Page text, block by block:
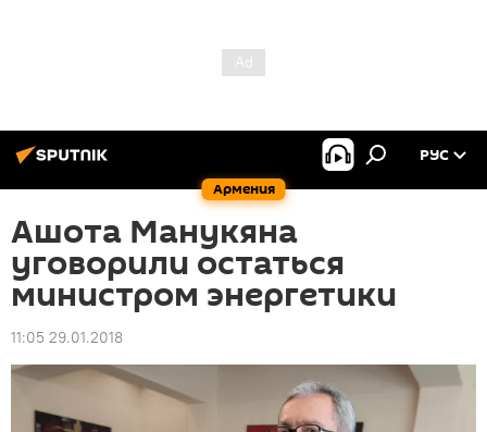
Армения
РУС
Ашота Манукяна
уговорили остаться
министром энергетики
11:05 29.01.2018